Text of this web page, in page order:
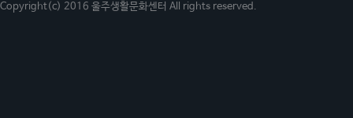
Copyright(c) 2016 울주생활문화센터 All rights reserved.